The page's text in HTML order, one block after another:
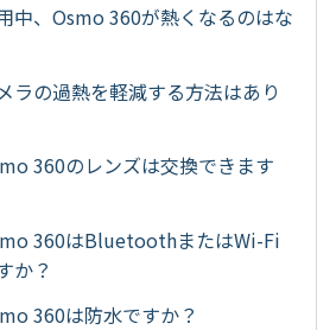
中、Osmo 360が熱くなるのはな
ラの過熱を軽減する方法はあり
360のレンズは交換できます
360はBluetoothまたはWi-Fi
か？
360は防水ですか？